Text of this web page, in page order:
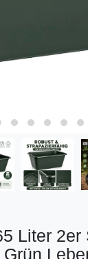
Liter 2er